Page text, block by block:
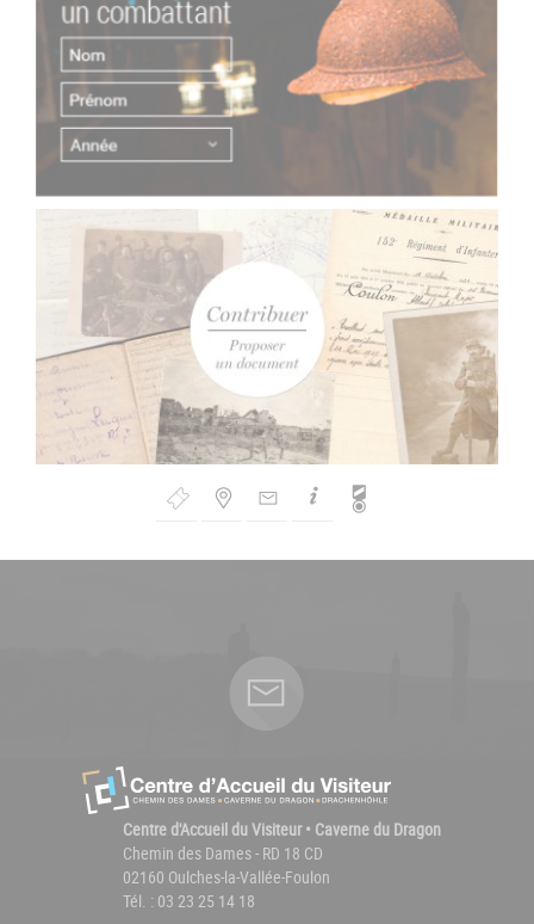
de
Centre d'Accueil du Visiteur • Caverne du Dragon
Chemin des Dames - RD 18 CD
02160 Oulches-la-Vallée-Foulon
Tél. : 03 23 25 14 18